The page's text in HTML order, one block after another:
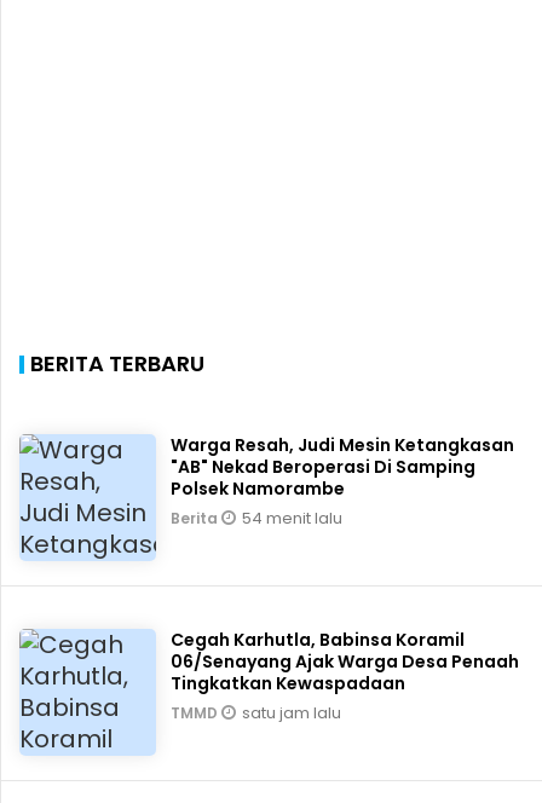
BERITA TERBARU
Warga Resah, Judi Mesin Ketangkasan
"AB" Nekad Beroperasi Di Samping
Polsek Namorambe
Berita 54 menit lalu
Cegah Karhutla, Babinsa Koramil
06/Senayang Ajak Warga Desa Penaah
Tingkatkan Kewaspadaan
TMMD satu jam lalu